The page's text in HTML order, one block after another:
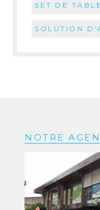
SET DE
SOLUTION
NOTRE